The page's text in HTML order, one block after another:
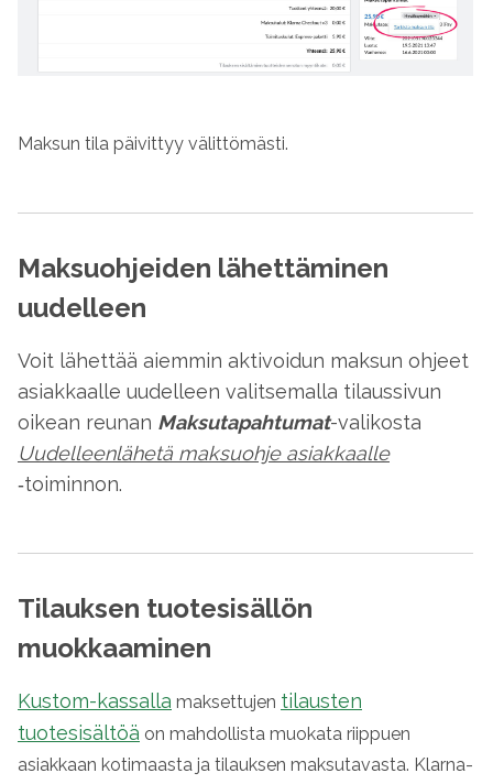
Maksun tila päivittyy välittömästi.
Maksuohjeiden lähettäminen
uudelleen
Voit lähettää aiemmin aktivoidun maksun ohjeet
asiakkaalle uudelleen valitsemalla tilaussivun
oikean reunan Maksutapahtumat-valikosta
Uudelleenlähetä maksuohje asiakkaalle
‑toiminnon.
Tilauksen tuotesisällön
muokkaaminen
Kustom-kassalla maksettujen tilausten
tuotesisältöä on mahdollista muokata riippuen
asiakkaan kotimaasta ja tilauksen maksutavasta. Klarna-